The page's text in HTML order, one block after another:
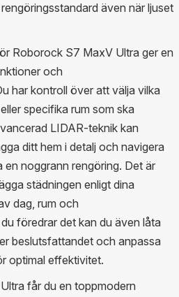
även när ljuset
Roborock S7 MaxV Ultra ger en
och
har kontroll över att välja vilka
specifika rum som ska
LIDAR-teknik kan
ditt hem i detalj och navigera
noggrann rengöring. Det är
städningen enligt dina
dag, rum och
föredrar det kan du även låta
beslutsfattandet och anpassa
optimal effektivitet.
får du en toppmodern